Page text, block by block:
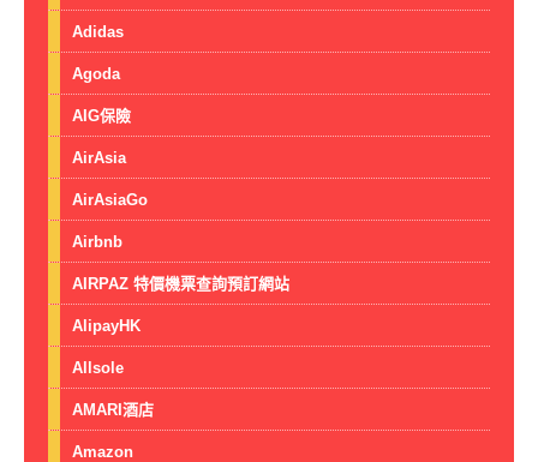
Adidas
Agoda
AIG保險
AirAsia
AirAsiaGo
Airbnb
AIRPAZ 特價機票查詢預訂網站
AlipayHK
Allsole
AMARI酒店
Amazon